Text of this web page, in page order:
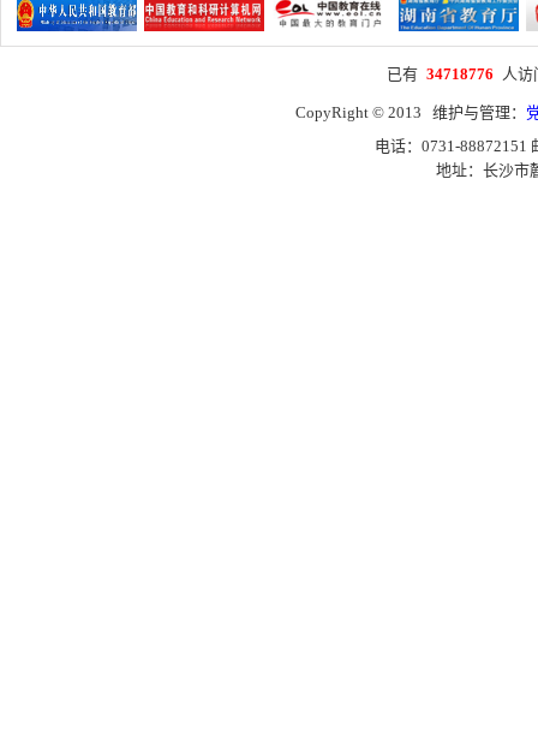
已有 34718776 人
CopyRight © 2013 维护与管理：
电话：0731-88872151
地址：长沙市